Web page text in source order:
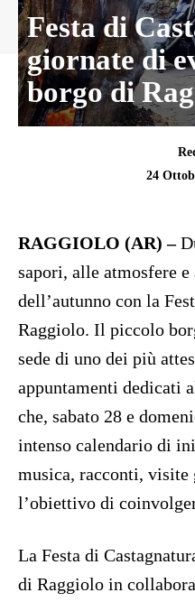
Festa di
giornate di
borgo di
24
RAGGIOLO (AR) –
sapori, alle atmosfere
dell’autunno con la
Raggiolo. Il piccolo
sede di uno dei più
appuntamenti dedicati
che, sabato 28 e
intenso calendario di
musica, racconti, visite
l’obiettivo di
La Festa di
di Raggiolo in